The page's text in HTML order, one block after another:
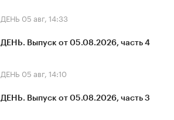
ДЕНЬ 05 авг, 14:33
ДЕНЬ. Выпуск от 05.08.2026, часть 4
ДЕНЬ 05 авг, 14:10
ДЕНЬ. Выпуск от 05.08.2026, часть 3